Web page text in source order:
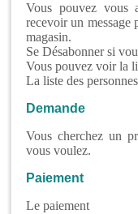
Vous pouvez vous
recevoir un message
magasin.
Se Désabonner si
Vous pouvez voir la
La liste des
Demande
Vous cherchez un
vous voulez.
Paiement
Le paiement